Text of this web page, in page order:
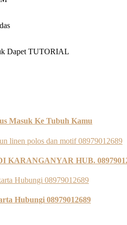
Dapet TUTORIAL
Masuk Ke Tubuh Kamu
KARANGANYAR HUB.
Hubungi 08979012689